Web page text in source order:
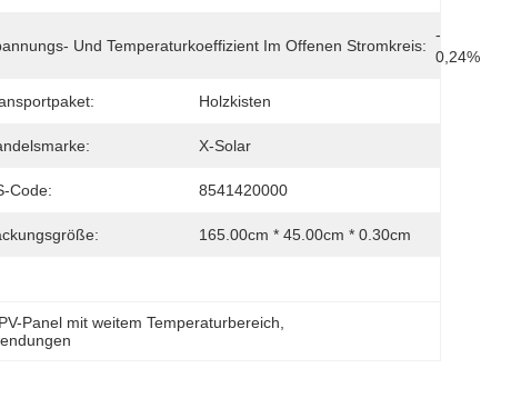
Und Temperaturkoeffizient Im Offenen Stromkreis:
-
0,24%
Holzkisten
X-Solar
Code: 8541420000
165.00cm * 45.00cm * 0.30cm
Panel mit weitem Temperaturbereich